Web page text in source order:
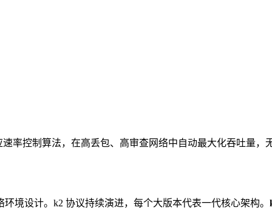
率控制算法，在高丢包、高审查网络中自动最大化吞吐量，
境设计。k2 协议持续演进，每个大版本代表一代核心架构。